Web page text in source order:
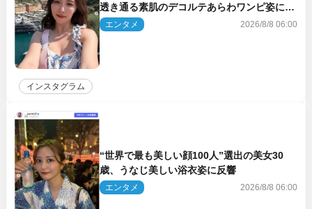
透き通る素肌のデコルテあらわワンピ姿に反
響エンタメ 2026/8/8 06:00
インスタグラム
“世界で最も美しい顔100人”選出の美女30
歳、うなじ美しい浴衣姿に反響
エンタメ 2026/8/8 06:00